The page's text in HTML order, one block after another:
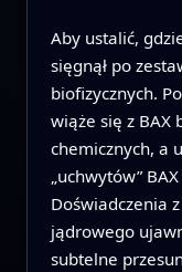
Aby ustalić,
sięgnął po
biofizycznych.
wiąże się z BAX
chemicznych, a
„uchwytów”
Doświadczenia
jądrowego
subtelne